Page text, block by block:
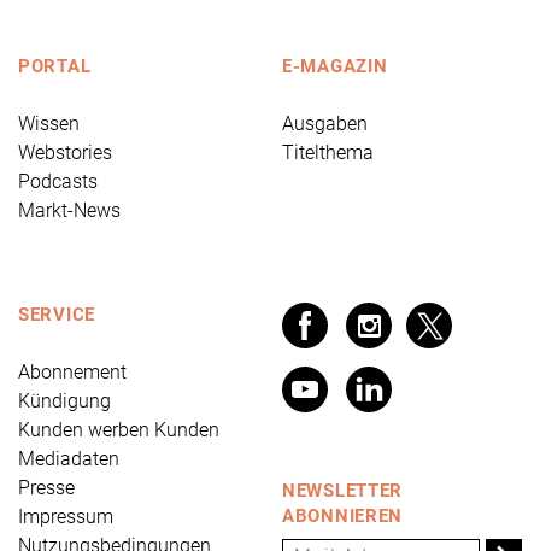
PORTAL
Wissen
Webstories
Podcasts
Markt-News
E-MAGAZIN
Ausgaben
Titelthema
SERVICE
Abonnement
Kündigung
Kunden werben Kunden
Mediadaten
Presse
Impressum
Nutzungsbedingungen
NEWSLETTER
ABONNIEREN